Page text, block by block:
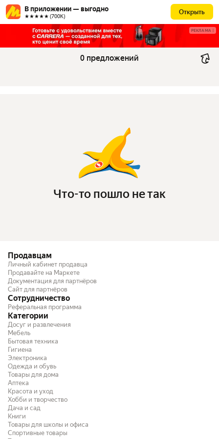
В приложении — выгодно
★★★★★ (700К)
Открыть
РЕКЛАМА
0 предложений
Что-то пошло не так
Продавцам
Личный кабинет продавца
Продавайте на Маркете
Документация для партнёров
Сайт для партнёров
Сотрудничество
Реферальная программа
Категории
Досуг и развлечения
Мебель
Бытовая техника
Гигиена
Электроника
Одежда и обувь
Товары для дома
Аптека
Красота и уход
Хобби и творчество
Дача и сад
Книги
Товары для школы и офиса
Спортивные товары